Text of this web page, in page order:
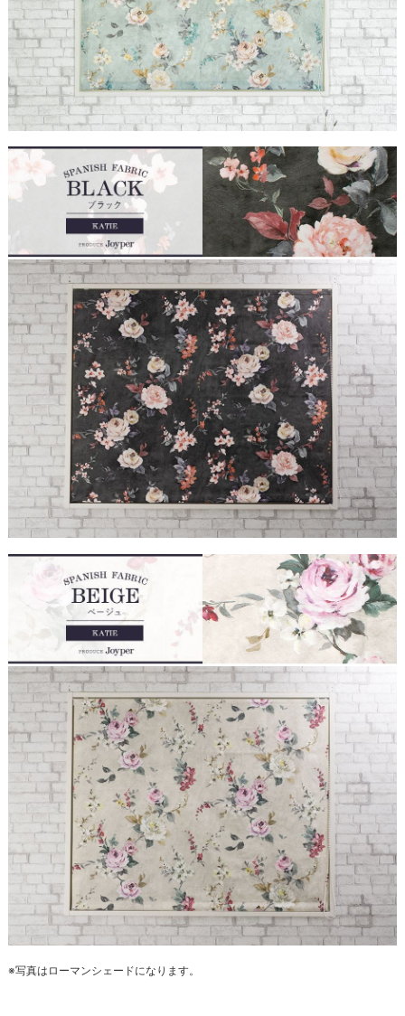
※写真はローマンシェードになります。